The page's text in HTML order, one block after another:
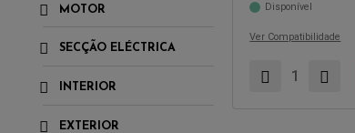
MOTOR
SECÇÃO ELÉCTRICA
INTERIOR
EXTERIOR
Disponível
Ver Compatibilidade